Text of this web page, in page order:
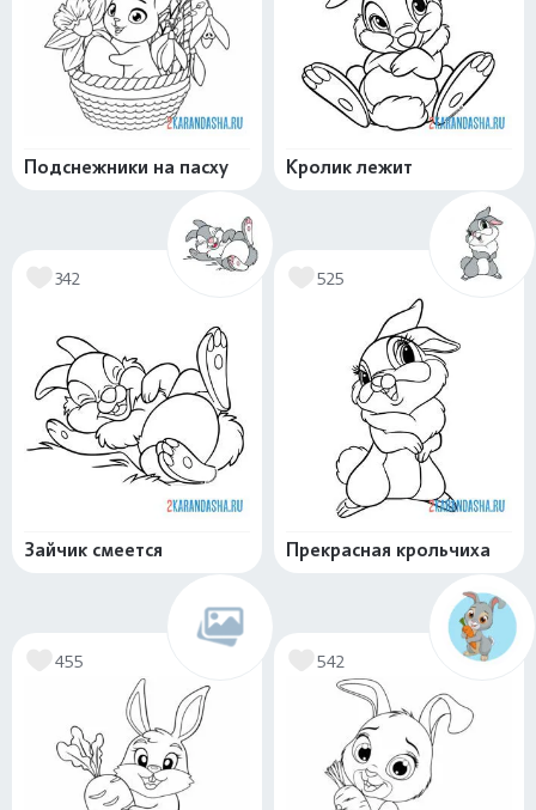
Подснежники на пасху Кролик лежит
342
Зайчик смеется
525
Прекрасная крольчиха
455 542